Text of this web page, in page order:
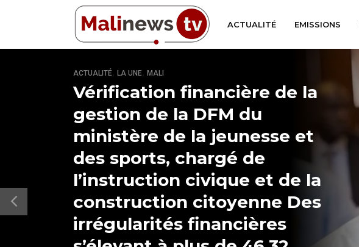
ACTUALITÉ EMISSIONS
ACTUALITÉ LA UNE MALI
Vérification financière de la
gestion de la DFM du
ministère de la jeunesse et
des sports, chargé de
l’instruction civique et de la
construction citoyenne Des
irrégularités financières